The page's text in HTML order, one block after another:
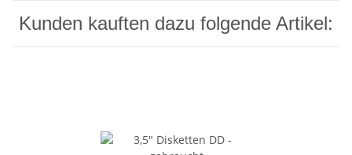
Kunden kauften dazu folgende Artikel: